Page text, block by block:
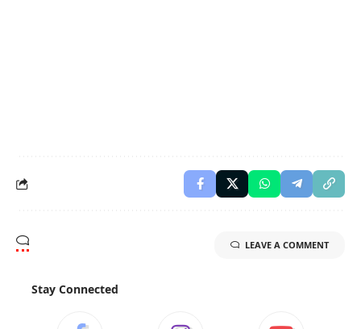
LEAVE A COMMENT
Stay Connected